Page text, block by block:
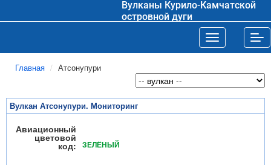
Вулканы Курило-Камчатской
островной дуги
Toggle
Главная Атсонупури
Вулкан Атсонупури. Мониторинг
Авиационный
цветовой
код: ЗЕЛЁНЫЙ